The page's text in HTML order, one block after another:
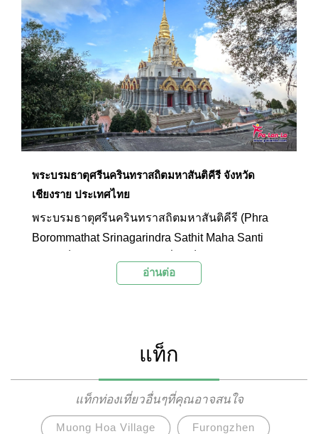
ดอยต่างๆ เช่น ภูชี้ฟ้า และ ภูชี้ดาว ตลอดจนวัดวา
อารามเก่าแก่ต่างๆ อย่างเช่น วัดพระธาตุดอยตุง รวม
ถึงแลนด์มาร์กอย่างวัดร่องขุ่นและวัดร่องเสือเต้นที่
รังสรรค์ขึ้นด้วยศิลปะที่วิจิตรงดงามและมีเอกลักษณ์
เฉพาะตัวจากศิลปินเอกของไทย ซึ่งที่กล่าวมานี้เป็น
เพียงส่วนหนึ่งของสถานที่ท่องเที่ยวเด่นๆ ในจังหวัด
เชียงรายเท่านั้น วันนี้ทาง Palanla จึงได้รวบรวม 20
สถานที่ท่องเที่ยวยอดนิยมในจังหวัดเชียงรายมาฝาก
ทุกท่านกับในบทความนี้เพื่อใช้เป็นแนวทางวางแผน
ท่องเที่ยวจังหวัดเชียงรายสำหรับวันหยุดยาวครั้งหน้า
กัน
พระบรมธาตุศรีนครินทราสถิตมหาสันติคีรี จังหวัด
เชียงราย ประเทศไทย
พระบรมธาตุศรีนครินทราสถิตมหาสันติคีรี (Phra
Borommathat Srinagarindra Sathit Maha Santi
ดอยแม่สลอง องค์พระธาตุเจดีย์แห่งนี้สร้างขึ้นเพื่อ
จากในระยะไกล นอกจากเป็นสัญลักษณ์ของดอยแม่
สลองแล้วยังเป็นจุดชมทิวทัศน์ทางธรรมชาติอันกว้าง
ใหญ่จากมุมที่สูงที่สุดของดอยแม่สลองที่มีความ
สวยงามเป็นอย่างมากอีกด้วย
อ่านต่อ
แท็ก
แท็กท่องเที่ยวอื่นๆที่คุณอาจสนใจ
Muong Hoa Village Furongzhen